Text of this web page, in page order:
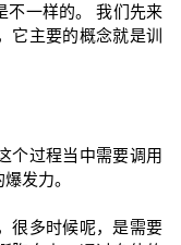
不一样的。 我们先来
它主要的概念就是训
个过程当中需要调用
发力。
很多时候呢，是需要